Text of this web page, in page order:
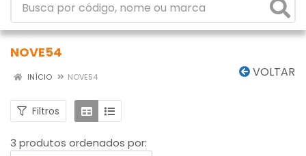
NOVE54
VOLTAR
INÍCIO NOVE54
Filtros
3 produtos ordenados por: